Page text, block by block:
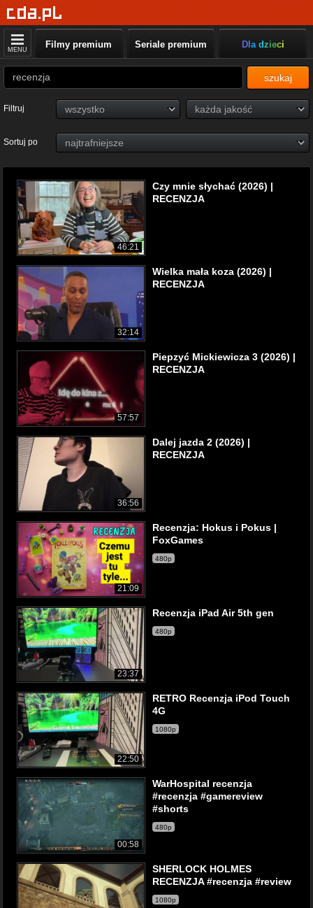
MENU Filmy premium Seriale premium Dla dzieci
szukaj
Filtruj
Sortuj po
46:21
Czy mnie słychać (2026) |
RECENZJA
32:14
Wielka mała koza (2026) |
RECENZJA
57:57
Piepzyć Mickiewicza 3 (2026) |
RECENZJA
36:56
Dalej jazda 2 (2026) |
RECENZJA
21:09
Recenzja: Hokus i Pokus |
FoxGames
480p
23:37
Recenzja iPad Air 5th gen
480p
22:50
RETRO Recenzja iPod Touch
4G
1080p
00:58
WarHospital recenzja
#recenzja #gamereview
#shorts
480p
SHERLOCK HOLMES
RECENZJA #recenzja #review
1080p